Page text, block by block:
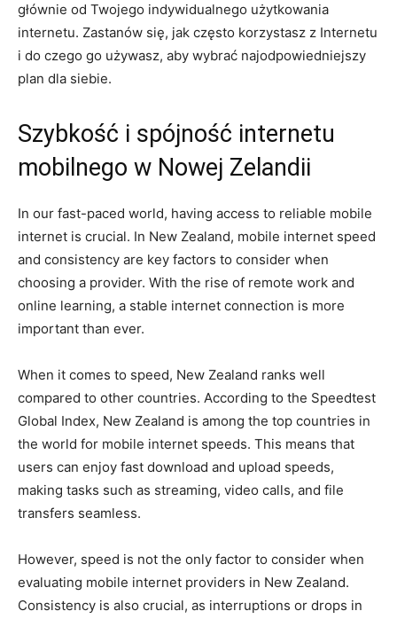
głównie od Twojego ​indywidualnego użytkowania
internetu. Zastanów się, jak często korzystasz ‌z Internetu
i do czego go używasz, aby wybrać najodpowiedniejszy
plan dla siebie.
Szybkość i⁤ spójność internetu
mobilnego‌ w Nowej Zelandii
In ⁢our‌ fast-paced world, having access to reliable mobile
internet is crucial.‍ In New Zealand, mobile internet speed
and consistency are key factors‍ to consider when
choosing a provider. With the rise of remote ⁣work and
online learning, a stable internet ‌connection is more
important ⁣than ever.
When it comes to speed, New Zealand ranks well
compared to other countries. According to the Speedtest
Global Index, New Zealand is among the top countries ‌in
the ‍world for mobile internet speeds. This means that
users can enjoy ‍fast download ⁣and upload speeds,
making tasks such as streaming, video calls, and file
transfers seamless.
However, ⁣speed is not the only ⁤factor to‌ consider when
evaluating⁤ mobile internet providers ⁣in New Zealand.
Consistency ⁢is also crucial, as interruptions or drops in